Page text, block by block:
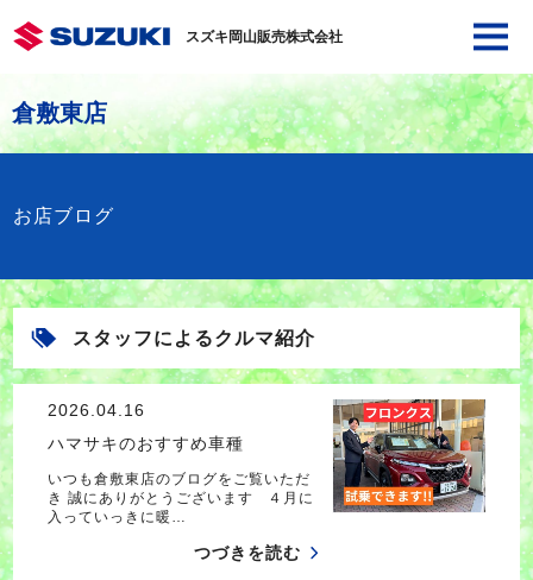
スズキ岡山販売株式会社
倉敷東店
お店ブログ
スタッフによるクルマ紹介
2026.04.16
ハマサキのおすすめ車種
いつも倉敷東店のブログをご覧いただ
き 誠にありがとうございます ４月に
入っていっきに暖…
つづきを読む